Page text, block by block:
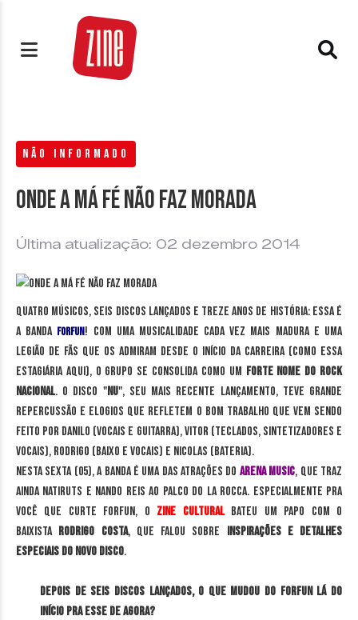
NÃO INFORMADO
Onde a má fé não faz morada
Última atualização: 02 dezembro 2014
Quatro músicos, seis discos lançados e treze anos de história: essa é
a banda Forfun! Com uma musicalidade cada vez mais madura e uma
legião de fãs que os admiram desde o início da carreira (como essa
estagiária aqui), o grupo se consolida como um forte nome do rock
nacional. O disco "Nu", seu mais recente lançamento, teve grande
repercussão e elogios que refletem o bom trabalho que vem sendo
feito por Danilo (vocais e guitarra), Vitor (teclados, sintetizadores e
vocais), Rodrigo (baixo e vocais) e Nicolas (bateria).
Nesta sexta (05), a banda é uma das atrações do Arena Music, que traz
ainda Natiruts e Nando Reis ao palco do La Rocca. Especialmente pra
você que curte Forfun, o Zine Culturalbateu um papo com o
baixista Rodrigo Costa, que falou sobre inspirações e detalhes
especiais do novo disco.
Depois de seis discos lançados, o que mudou do Forfun lá do
início pra esse de agora?